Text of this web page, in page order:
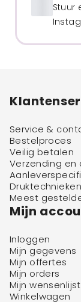
Stuur
Service &
Bestelproces
Veilig betalen
Verzending en
Druktechnieken
Meest
Mijn
Inloggen
Mijn gegevens
Mijn offertes
Mijn orders
Mijn wensenlijst
Winkelwagen